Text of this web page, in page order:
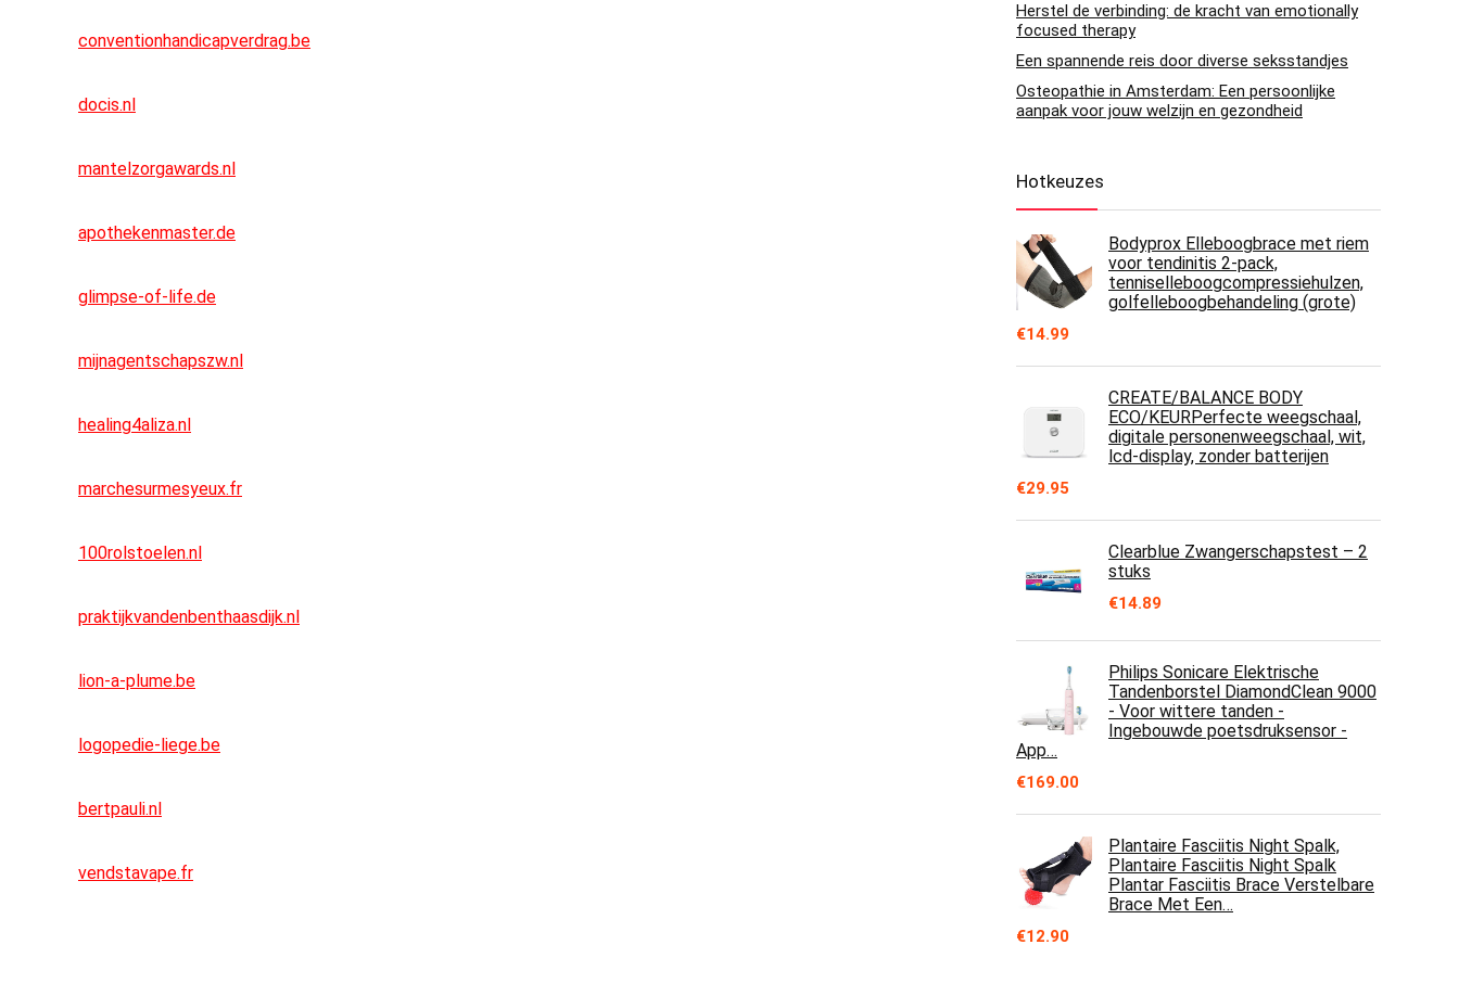
conventionhandicapverdrag.be
docis.nl
mantelzorgawards.nl
apothekenmaster.de
glimpse-of-life.de
mijnagentschapszw.nl
healing4aliza.nl
marchesurmesyeux.fr
100rolstoelen.nl
praktijkvandenbenthaasdijk.nl
lion-a-plume.be
logopedie-liege.be
bertpauli.nl
vendstavape.fr
Herstel de verbinding: de kracht van emotionally
focused therapy
Een spannende reis door diverse seksstandjes
Osteopathie in Amsterdam: Een persoonlijke
aanpak voor jouw welzijn en gezondheid
Hotkeuzes
Bodyprox Elleboogbrace met riem
voor tendinitis 2-pack,
tenniselleboogcompressiehulzen,
golfelleboogbehandeling (grote)
€14.99
CREATE/BALANCE BODY
ECO/KEURPerfecte weegschaal,
digitale personenweegschaal, wit,
lcd-display, zonder batterijen
€29.95
Clearblue Zwangerschapstest – 2
stuks
€14.89
Philips Sonicare Elektrische
Tandenborstel DiamondClean 9000
- Voor wittere tanden -
Ingebouwde poetsdruksensor -
App…
€169.00
Plantaire Fasciitis Night Spalk,
Plantaire Fasciitis Night Spalk
Plantar Fasciitis Brace Verstelbare
Brace Met Een…
€12.90